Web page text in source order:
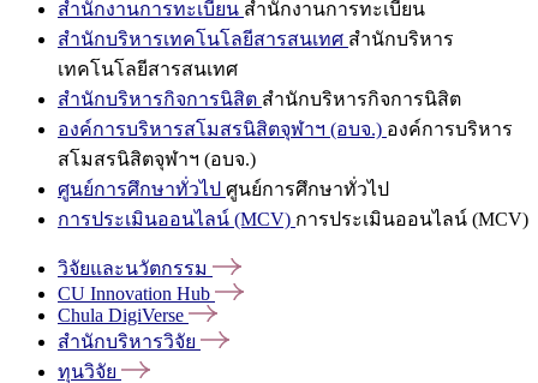
สำนักงานการทะเบียน สำนักงานการทะเบียน
สำนักบริหารเทคโนโลยีสารสนเทศ สำนักบริหาร
เทคโนโลยีสารสนเทศ
สำนักบริหารกิจการนิสิต สำนักบริหารกิจการนิสิต
องค์การบริหารสโมสรนิสิตจุฬาฯ (อบจ.) องค์การบริหาร
สโมสรนิสิตจุฬาฯ (อบจ.)
ศูนย์การศึกษาทั่วไป ศูนย์การศึกษาทั่วไป
การประเมินออนไลน์ (MCV) การประเมินออนไลน์ (MCV)
วิจัยและนวัตกรรม
CU Innovation Hub
Chula DigiVerse
สำนักบริหารวิจัย
ทุนวิจัย